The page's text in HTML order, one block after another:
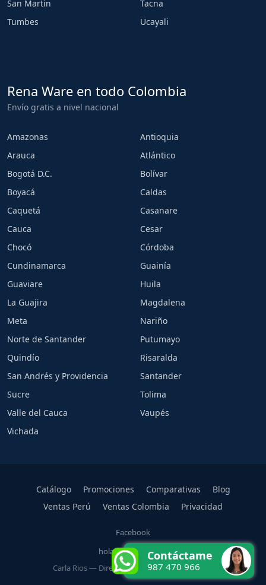
San Martin
Tacna
Tumbes
Ucayali
Rena Ware en todo Colombia
Envío gratis a nivel nacional
Amazonas
Antioquia
Arauca
Atlántico
Bogotá D.C.
Bolívar
Boyacá
Caldas
Caquetá
Casanare
Cauca
Cesar
Chocó
Córdoba
Cundinamarca
Guainía
Guaviare
Huila
La Guajira
Magdalena
Meta
Nariño
Norte de Santander
Putumayo
Quindío
Risaralda
San Andrés y Providencia
Santander
Sucre
Tolima
Valle del Cauca
Vaupés
Vichada
Catálogo Promociones Comparativas
Blog
Ventas Perú
Ventas Colombia Privacidad
Facebook
hola@carlarios.com
Carla Rios — Directora Oficial Rena Ware Perú
Contáctame
987 470 966